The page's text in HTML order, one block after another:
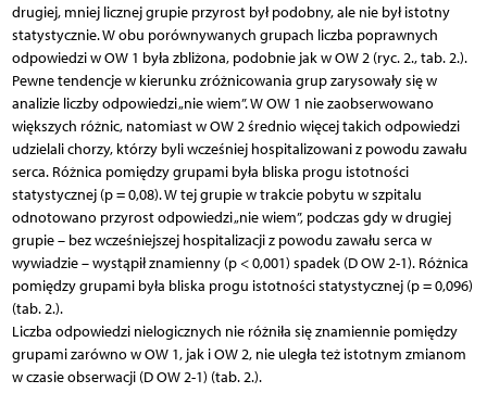
drugiej, mniej licznej grupie przyrost był podobny, ale nie był istotny
statystycznie. W obu porównywanych grupach liczba poprawnych
odpowiedzi w OW 1 była zbliżona, podobnie jak w OW 2 (ryc. 2., tab. 2.).
Pewne tendencje w kierunku zróżnicowania grup zarysowały się w
analizie liczby odpowiedzi „nie wiem”. W OW 1 nie zaobserwowano
większych różnic, natomiast w OW 2 średnio więcej takich odpowiedzi
udzielali chorzy, którzy byli wcześniej hospitalizowani z powodu zawału
serca. Różnica pomiędzy grupami była bliska progu istotności
statystycznej (p = 0,08). W tej grupie w trakcie pobytu w szpitalu
odnotowano przyrost odpowiedzi „nie wiem”, podczas gdy w drugiej
grupie – bez wcześniejszej hospitalizacji z powodu zawału serca w
wywiadzie – wystąpił znamienny (p < 0,001) spadek (D OW 2-1). Różnica
pomiędzy grupami była bliska progu istotności statystycznej (p = 0,096)
(tab. 2.).
Liczba odpowiedzi nielogicznych nie różniła się znamiennie pomiędzy
grupami zarówno w OW 1, jak i OW 2, nie uległa też istotnym zmianom
w czasie obserwacji (D OW 2-1) (tab. 2.).